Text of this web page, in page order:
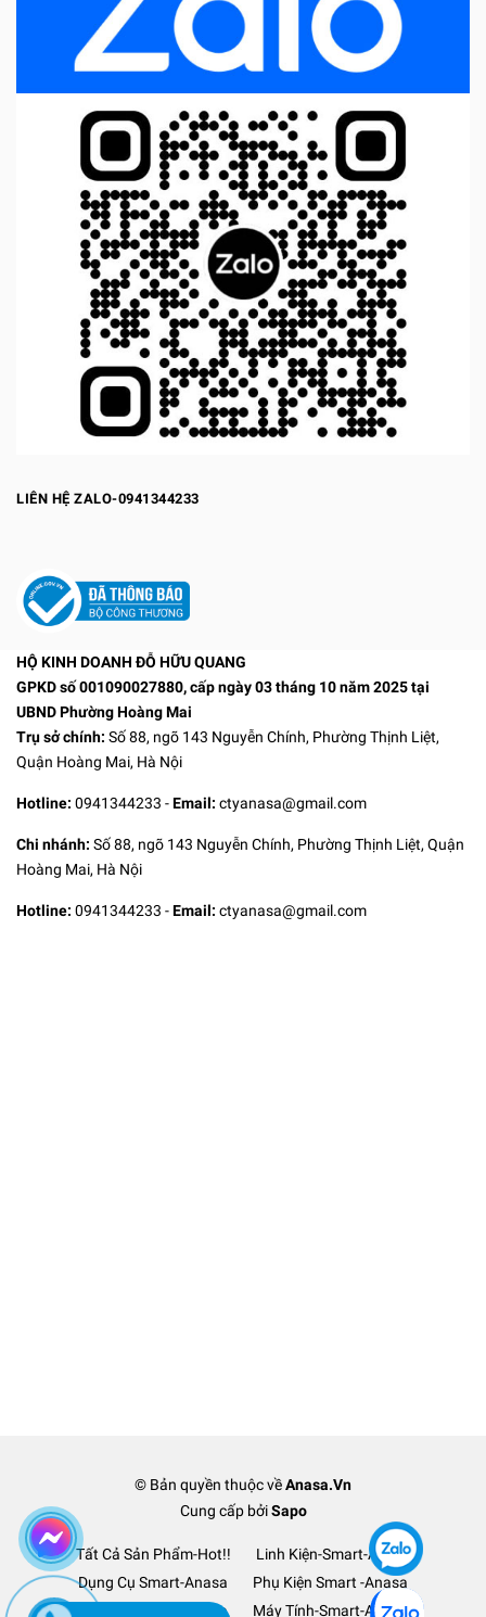
LIÊN HỆ ZALO-0941344233
HỘ KINH DOANH ĐỖ HỮU QUANG
GPKD số 001090027880, cấp ngày 03 tháng 10 năm 2025 tại
UBND Phường Hoàng Mai
Trụ sở chính: Số 88, ngõ 143 Nguyễn Chính, Phường Thịnh Liệt,
Quận Hoàng Mai, Hà Nội
Hotline: 0941344233 -Email: ctyanasa@gmail.com
Chi nhánh: Số 88, ngõ 143 Nguyễn Chính, Phường Thịnh Liệt, Quận
Hoàng Mai, Hà Nội
Hotline: 0941344233 -Email: ctyanasa@gmail.com
© Bản quyền thuộc vềAnasa.Vn
Cung cấp bởi Sapo
Tất Cả Sản Phẩm-Hot!!
Linh Kiện-Smart-Anasa
Dụng Cụ Smart-Anasa
Phụ Kiện Smart -Anasa
Ô Tô Xe Hơi TM-Anasa
Máy Tính-Smart-Anasa